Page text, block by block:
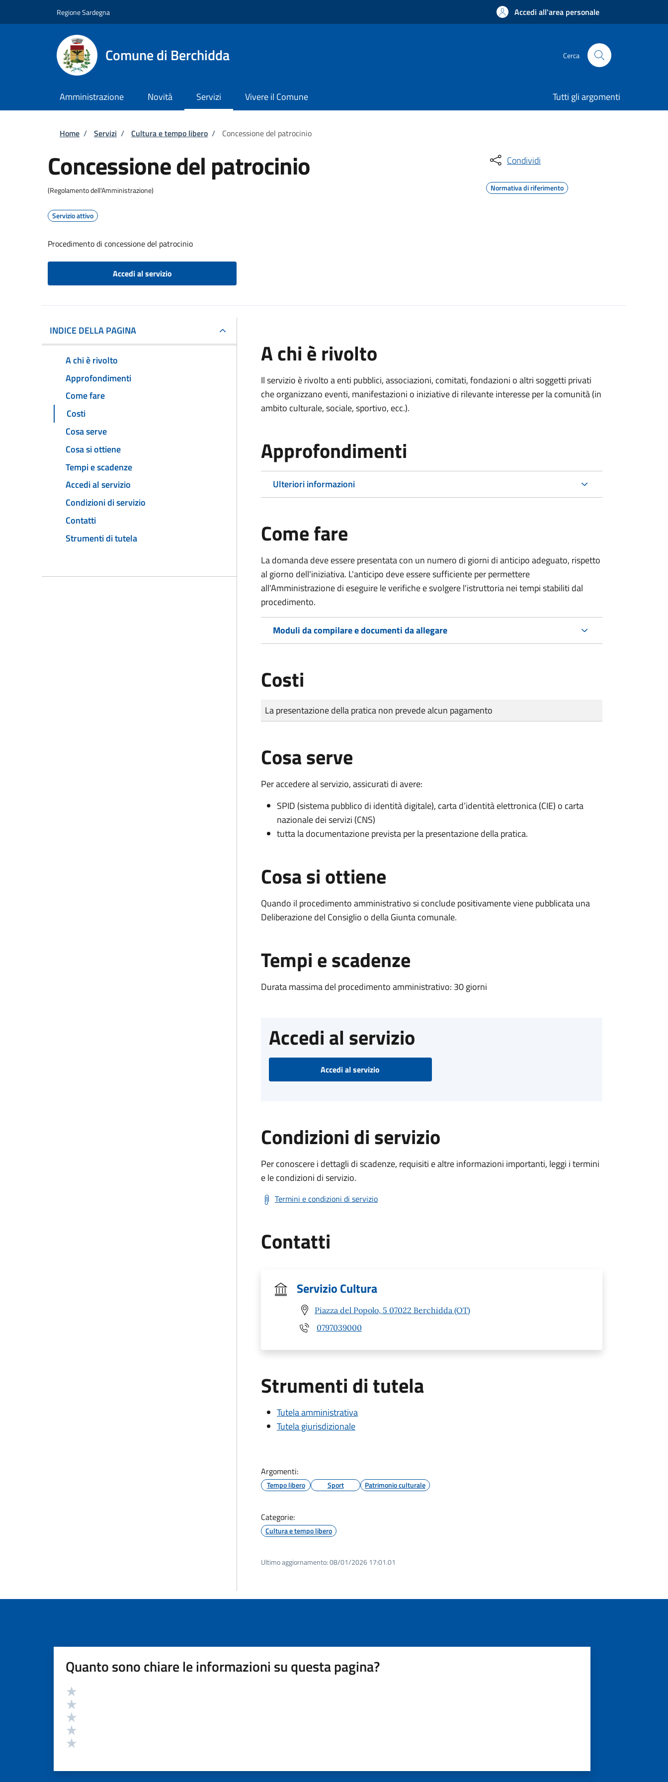
Regione Sardegna Accedi all'area personale
Comune di Berchidda Cerca
Amministrazione Novità Servizi Vivere il Comune Tutti gli argomenti
Briciole di pane
Home / Servizi / Cultura e tempo libero / Concessione del patrocinio
Concessione del patrocinio
(Regolamento dell'Amministrazione)
Servizio attivo
Procedimento di concessione del patrocinio
Accedi al servizio
Condividi
Normativa di riferimento
INDICE DELLA PAGINA
A chi è rivolto
Approfondimenti
Come fare
Costi
Cosa serve
Cosa si ottiene
Tempi e scadenze
Accedi al servizio
Condizioni di servizio
Contatti
Strumenti di tutela
A chi è rivolto
Il servizio è rivolto a enti pubblici, associazioni, comitati, fondazioni o altri soggetti privati
che organizzano eventi, manifestazioni o iniziative di rilevante interesse per la comunità (in
ambito culturale, sociale, sportivo, ecc.).
Approfondimenti
Ulteriori informazioni
Come fare
La domanda deve essere presentatacon un numero di giorni di anticipo adeguato, rispetto
al giorno dell'iniziativa. L'anticipo deve essere sufficiente per permettere
all'Amministrazione di eseguire le verifiche e svolgere l'istruttoria nei tempi stabiliti dal
procedimento.
Moduli da compilare e documenti da allegare
Costi
Tipo di pagamento
Importo
La presentazione della pratica non prevede alcun pagamento
Cosa serve
Per accedere al servizio, assicurati di avere:
SPID (sistema pubblico di identità digitale), carta d’identità elettronica (CIE) o carta
nazionale dei servizi (CNS)
tutta la documentazione prevista per la presentazione della pratica.
Cosa si ottiene
Quando il procedimento amministrativo si conclude positivamente viene pubblicata una
Deliberazione del Consiglio o della Giunta comunale.
Tempi e scadenze
Durata massima del procedimento amministrativo: 30 giorni
Accedi al servizio
Accedi al servizio
Condizioni di servizio
Per conoscere i dettagli di scadenze, requisiti e altre informazioni importanti, leggi i termini
e le condizioni di servizio.
Termini e condizioni di servizio
Contatti
Servizio Cultura
Piazza del Popolo, 5 07022 Berchidda (OT)
0797039000
Strumenti di tutela
Tutela amministrativa
Tutela giurisdizionale
Argomenti:
Tempo libero Sport Patrimonio culturale
Categorie:
Cultura e tempo libero
Ultimo aggiornamento:08/01/2026 17:01.01
Quanto sono chiare le informazioni su questa pagina?
Valutazione